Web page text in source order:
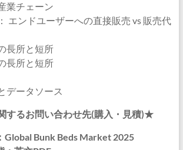
業チェーン
エンドユーザーへの直接販売 vs 販売代
長所と短所
長所と短所
データソース
するお問い合わせ先(購入・見積)★
Global Bunk Beds Market 2025